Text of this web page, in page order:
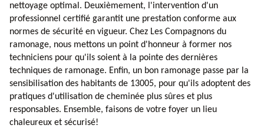
nettoyage optimal. Deuxièmement, l'intervention d'un
professionnel certifié garantit une prestation conforme aux
normes de sécurité en vigueur. Chez Les Compagnons du
ramonage, nous mettons un point d'honneur à former nos
techniciens pour qu'ils soient à la pointe des dernières
techniques de ramonage. Enfin, un bon ramonage passe par la
sensibilisation des habitants de 13005, pour qu'ils adoptent des
pratiques d'utilisation de cheminée plus sûres et plus
responsables. Ensemble, faisons de votre foyer un lieu
chaleureux et sécurisé!